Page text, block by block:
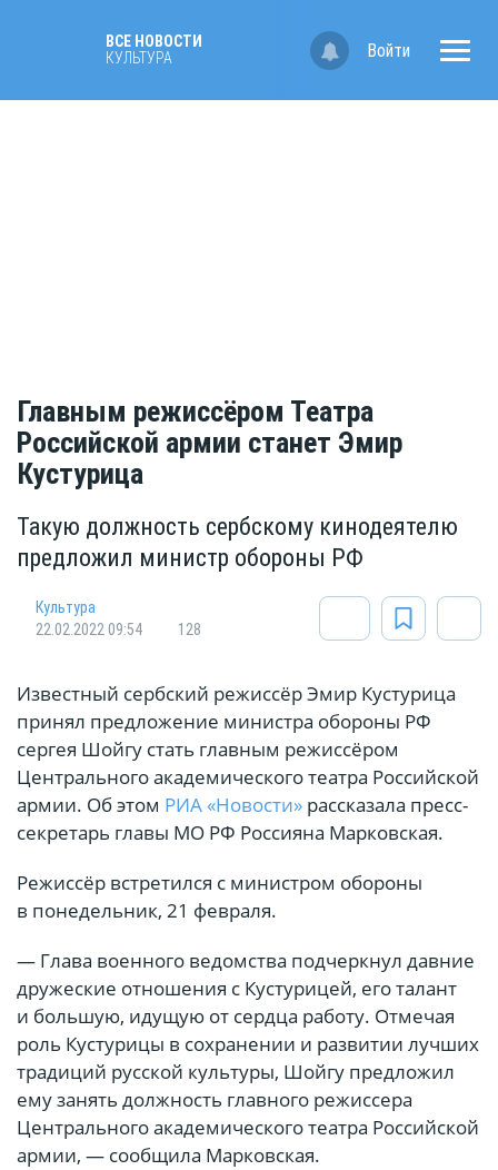
ВСЕ НОВОСТИ
КУЛЬТУРА
Войти
Главным режиссёром Театра
Российской армии станет Эмир
Кустурица
Такую должность сербскому кинодеятелю
предложил министр обороны РФ
Культура
22.02.2022 09:54
128
Известный сербский режиссёр Эмир Кустурица
принял предложение министра обороны РФ
сергея Шойгу стать главным режиссёром
Центрального академического театра Российской
армии. Об этом РИА «Новости» рассказала пресс-
секретарь главы МО РФ Россияна Марковская.
Режиссёр встретился с министром обороны
в понедельник, 21 февраля.
— Глава военного ведомства подчеркнул давние
дружеские отношения с Кустурицей, его талант
и большую, идущую от сердца работу. Отмечая
роль Кустурицы в сохранении и развитии лучших
традиций русской культуры, Шойгу предложил
ему занять должность главного режиссера
Центрального академического театра Российской
армии, — сообщила Марковская.